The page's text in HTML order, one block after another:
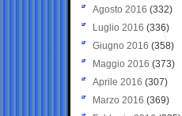
Agosto 2016 (332)
Luglio 2016 (336)
Giugno 2016 (358)
Maggio 2016 (373)
Aprile 2016 (307)
Marzo 2016 (369)